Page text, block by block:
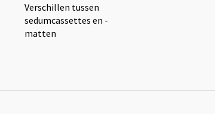
Verschillen tussen
sedumcassettes en -
matten